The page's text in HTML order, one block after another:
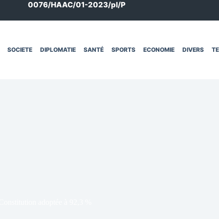
0076/HAAC/01-2023/pl/P
SOCIETE DIPLOMATIE SANTÉ SPORTS ECONOMIE DIVERS